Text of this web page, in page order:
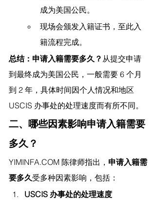
成为美国公民。
现场会颁发入籍证书，至此入
籍流程完成。
总结：申请入籍需要多久？ 从提交申请
到最终成为美国公民，一般需要 6 个月
到 2 年，具体时间因个人情况和地区
USCIS 办事处的处理速度而有所不同。
二、哪些因素影响申请入籍需要
多久？
YIMINFA.COM 陈律师指出， 申请入籍需
要多久受多种因素影响，包括：
USCIS 办事处的处理速度